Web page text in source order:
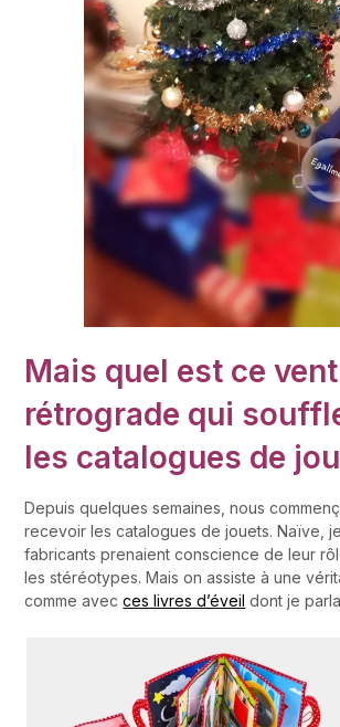
Mais quel est ce vent
rétrograde qui
les catalogues de
Depuis quelques semaines, nous
recevoir les catalogues de jouets. Naïve,
fabricants prenaient conscience de leur
les stéréotypes. Mais on assiste à une
comme avecces livres d’éveil dont je